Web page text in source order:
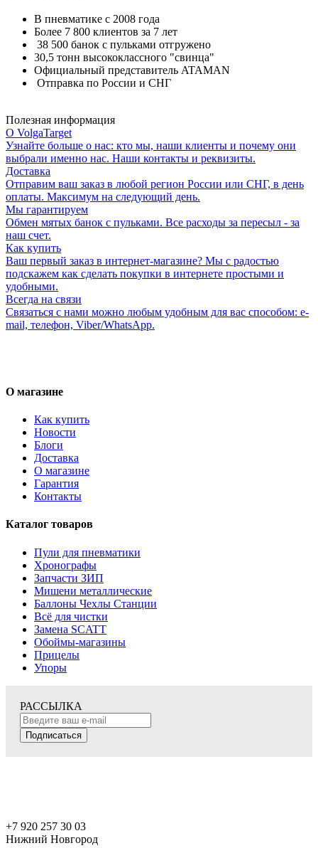
В пневматике с 2008 года
Более 7 800 клиентов за 7 лет
38 500 банок с пульками отгружено
30,5 тонн высококлассного "свинца"
Официальный представитель ATAMAN
Отправка по России и СНГ
Полезная информация
О VolgaTarget
Узнайте больше о нас: кто мы, наши клиенты и почему они
выбрали именно нас. Наши контакты и реквизиты.
Доставка
Отправим ваш заказ в любой регион России или СНГ, в день
оплаты. Максимум на следующий день.
Мы гарантируем
Обмен мятых банок с пульками. Все расходы за пересыл - за
наш счет.
Как купить
Ваш первый заказ в интернет-магазине? Мы с радостью
подскажем как сделать покупки в интернете простыми и
удобными.
Всегда на связи
Связаться с нами можно любым удобным для вас способом: e-
mail, телефон, Viber/WhatsApp.
О магазине
Как купить
Новости
Блоги
Доставка
О магазине
Гарантия
Контакты
Каталог товаров
Пули для пневматики
Хронографы
Запчасти ЗИП
Мишени металлические
Баллоны Чехлы Станции
Всё для чистки
Замена SCATT
Обоймы-магазины
Прицелы
Упоры
РАССЫЛКА
Подписаться
+7 920 257 30 03
Нижний Новгород